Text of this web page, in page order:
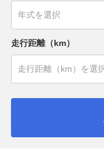
走行距離（km）